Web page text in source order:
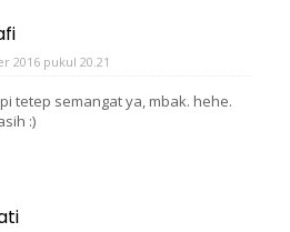
2016 pukul 20.21
tetep semangat ya, mbak. hehe.
:)